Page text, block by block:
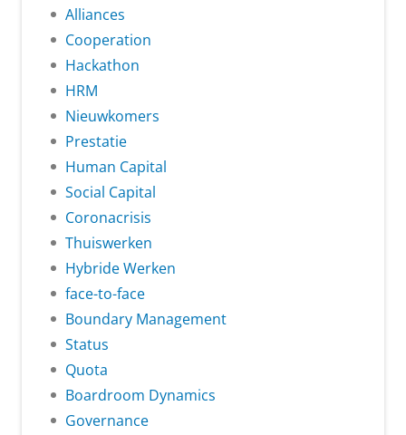
Alliances
Cooperation
Hackathon
HRM
Nieuwkomers
Prestatie
Human Capital
Social Capital
Coronacrisis
Thuiswerken
Hybride Werken
face-to-face
Boundary Management
Status
Quota
Boardroom Dynamics
Governance